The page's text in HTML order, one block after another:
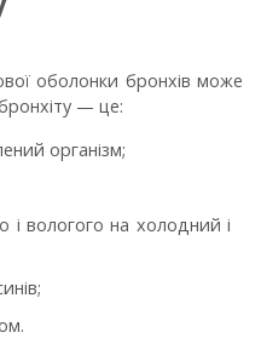
оболонки бронхів може
— це:
організм;
і вологого на холодний і